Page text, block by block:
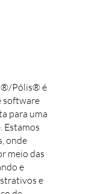
Pólis® é
software
para uma
Estamos
onde
meio das
e
e